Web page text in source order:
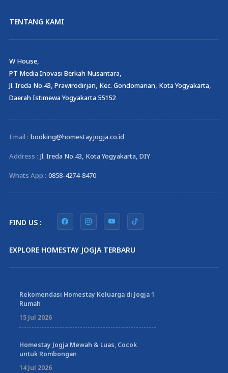
TENTANG KAMI
W House,
PT Media Inovasi Berkah Nusantara,
Jl. Ireda No.43, Prawirodirjan, Kec. Gondomanan, Kota Yogyakarta,
Daerah Istimewa Yogyakarta 55152
Email : booking@homestayjogja.co.id
Address : Jl. Ireda No.43, Kota Yogyakarta, DIY
Whats App : 0858-4274-8470
FIND US :
EXPLORE HOMESTAY JOGJA TERBARU
Rekomendasi Homestay Keluarga di Jogja 1
Rumah
15 Jul 2026
Homestay Jogja Mewah & Luas, Cocok
untuk Rombongan
14 Jul 2026